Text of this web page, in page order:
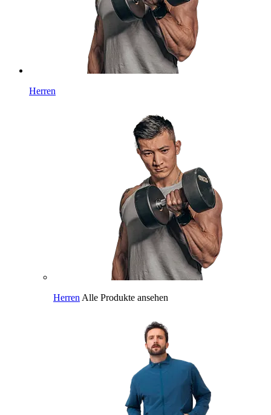
Herren
Herren Alle Produkte ansehen